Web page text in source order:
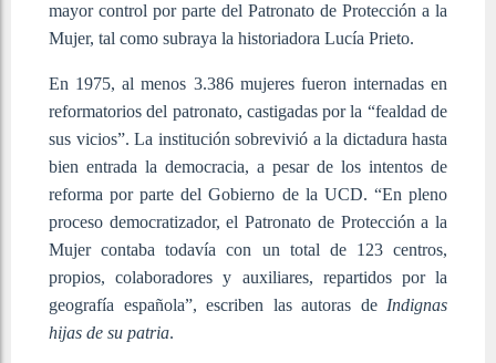
mayor control por parte del Patronato de Protección a la
Mujer, tal como subraya la historiadora Lucía Prieto.
En 1975, al menos 3.386 mujeres fueron internadas en
reformatorios del patronato, castigadas por la “fealdad de
sus vicios”. La institución sobrevivió a la dictadura hasta
bien entrada la democracia, a pesar de los intentos de
reforma por parte del Gobierno de la UCD. “En pleno
proceso democratizador, el Patronato de Protección a la
Mujer contaba todavía con un total de 123 centros,
propios, colaboradores y auxiliares, repartidos por la
geografía española”, escriben las autoras de Indignas
hijas de su patria.